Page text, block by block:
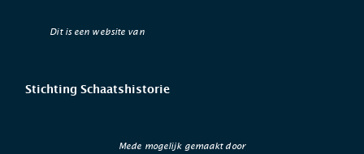
Dit is een website van
Stichting Schaatshistorie
Mede mogelijk gemaakt door